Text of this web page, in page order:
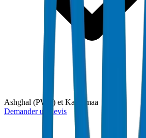
Ashghal (PWA) et Kahramaa
Demander un devis